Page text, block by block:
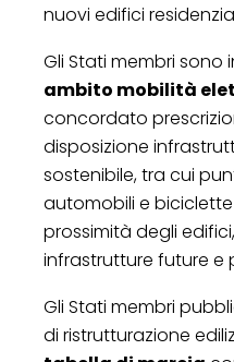
nuovi edifici
Gli Stati membri sono
ambito mobilità
concordato
disposizione
sostenibile, tra cui
automobili e biciclette
prossimità degli
infrastrutture future e
Gli Stati membri
di ristrutturazione